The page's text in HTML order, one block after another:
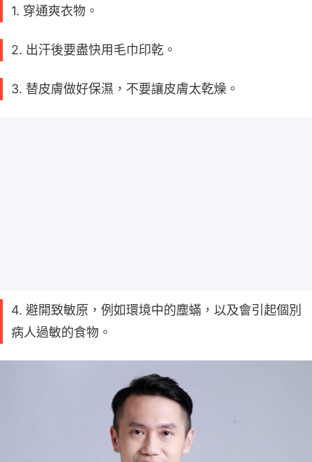
1. 穿通爽衣物。
2. 出汗後要盡快用毛巾印乾。
3. 替皮膚做好保濕，不要讓皮膚太乾燥。
4. 避開致敏原，例如環境中的塵蟎，以及會引起個別
病人過敏的食物。